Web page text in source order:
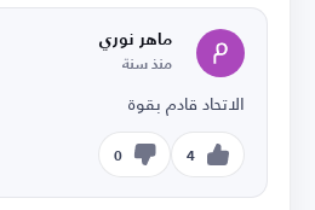
ماهر نوري
منذ سنة
الاتحاد قادم بقوة
4
0